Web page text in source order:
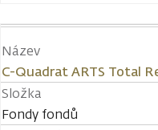
Název
C-Quadrat ARTS Total
Složka
Fondy fondů